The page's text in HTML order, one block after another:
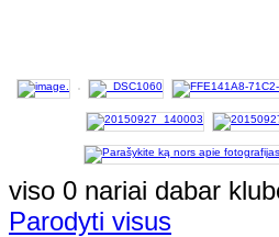
viso 0 nariai dabar
Parodyti visus